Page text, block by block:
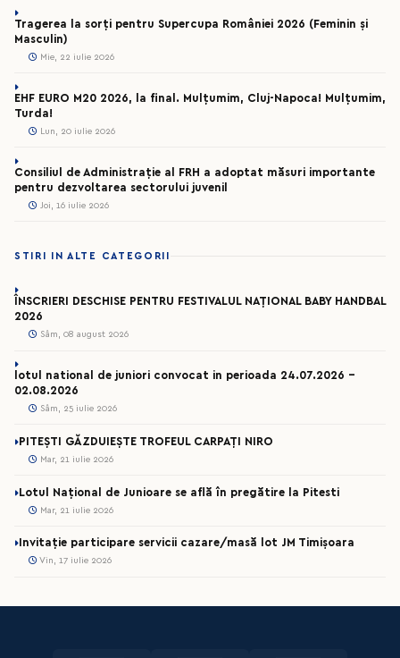
Tragerea la sorți pentru Supercupa României 2026 (Feminin și
Masculin)
Mie, 22 iulie 2026
EHF EURO M20 2026, la final. Mulțumim, Cluj-Napoca! Mulțumim,
Turda!
Lun, 20 iulie 2026
Consiliul de Administrație al FRH a adoptat măsuri importante
pentru dezvoltarea sectorului juvenil
Joi, 16 iulie 2026
STIRI IN ALTE CATEGORII
ÎNSCRIERI DESCHISE PENTRU FESTIVALUL NAȚIONAL BABY HANDBAL
2026
Sâm, 08 august 2026
lotul national de juniori convocat in perioada 24.07.2026 –
02.08.2026
Sâm, 25 iulie 2026
PITEȘTI GĂZDUIEȘTE TROFEUL CARPAȚI NIRO
Mar, 21 iulie 2026
Lotul Național de Junioare se află în pregătire la Pitesti
Mar, 21 iulie 2026
Invitație participare servicii cazare/masă lot JM Timișoara
Vin, 17 iulie 2026